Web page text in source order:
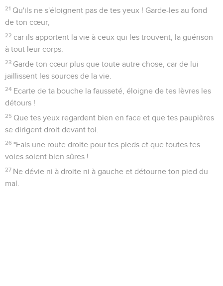
21 Qu'ils ne s'éloignent pas de tes yeux ! Garde-les au fond
de ton cœur,
22 car ils apportent la vie à ceux qui les trouvent, la guérison
à tout leur corps.
23 Garde ton cœur plus que toute autre chose, car de lui
jaillissent les sources de la vie.
24 Ecarte de ta bouche la fausseté, éloigne de tes lèvres les
détours !
25 Que tes yeux regardent bien en face et que tes paupières
se dirigent droit devant toi.
26 *Fais une route droite pour tes pieds et que toutes tes
voies soient bien sûres !
27 Ne dévie ni à droite ni à gauche et détourne ton pied du
mal.